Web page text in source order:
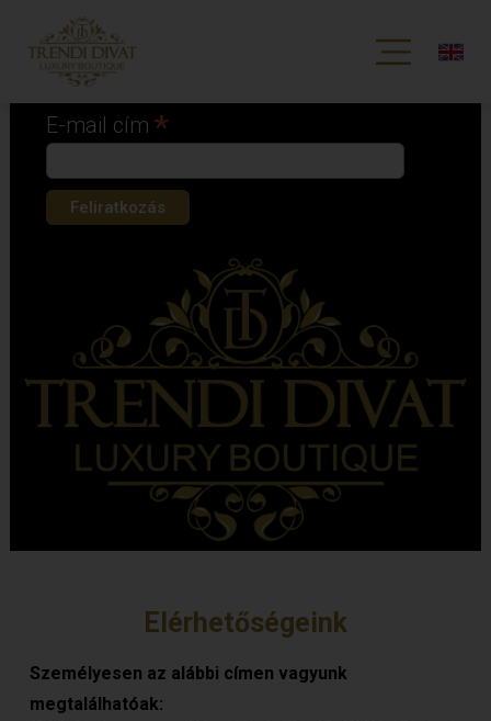
Iratkozz fel hírlevelünkre!
*
E-mail cím*
Elérhetőségeink
Személyesen az alábbi címen vagyunk
megtalálhatóak: